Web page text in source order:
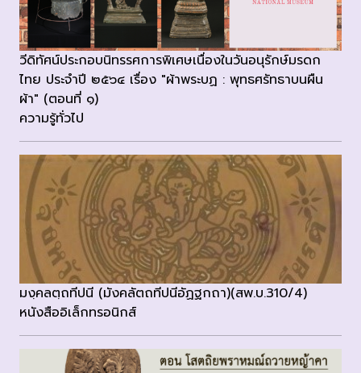
วีดิทัศน์ประกอบนิทรรศการพิเศษเนื่องในวันอนุรักษ์มรดก
ไทย ประจำปี ๒๕๖๔ เรื่อง "ผ้าพระบฏ : พุทธศรัทธาบนผืน
ผ้า" (ตอนที่ ๑)
ความรู้ทั่วไป
มงฺคลตฺถทีปนี (มังคลัตถทีปนีอัฏฐกถา)(สพ.บ.310/4)
หนังสืออิเล็กทรอนิกส์